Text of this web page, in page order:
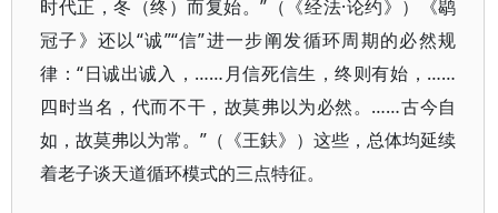
时代正，冬（终）而复始。”（《经法·论约》）《鹖
冠子》还以“诚”“信”进一步阐发循环周期的必然规
律：“日诚出诚入，……月信死信生，终则有始，……
四时当名，代而不干，故莫弗以为必然。……古今自
如，故莫弗以为常。”（《王鈇》）这些，总体均延续
着老子谈天道循环模式的三点特征。